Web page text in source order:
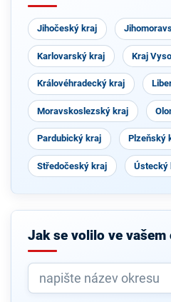
Jihočeský kraj
Karlovarský kraj Kraj
Královéhradecký kraj
Moravskoslezský kraj
Pardubický kraj Plzeňský
Středočeský kraj Ústecký
Jak se volilo ve vašem